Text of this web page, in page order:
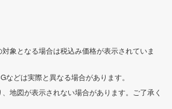
象となる場合は税込み価格が表示されていま
などは実際と異なる場合があります。
地図が表示されない場合があります。ご了承く